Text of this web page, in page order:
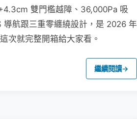
雙門檻越障、36,000Pa 吸
導航跟三重零纏繞設計，是 2026 年
次就完整開箱給大家看。
繼續閱讀→